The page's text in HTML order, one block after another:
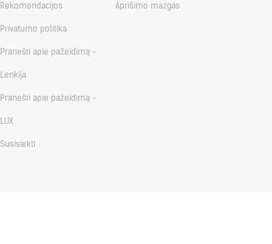
Rekomendacijos
Privatumo politika
Pranešti apie pažeidimą -
Lenkija
Pranešti apie pažeidimą -
LUX
Susisiekti
Aprišimo mazgas